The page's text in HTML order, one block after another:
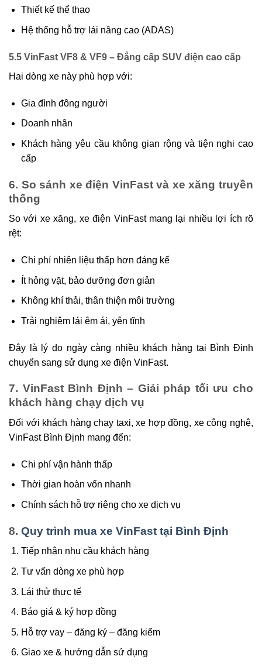
Thiết kế thể thao
Hệ thống hỗ trợ lái nâng cao (ADAS)
5.5 VinFast VF8 & VF9 – Đẳng cấp SUV điện cao cấp
Hai dòng xe này phù hợp với:
Gia đình đông người
Doanh nhân
Khách hàng yêu cầu không gian rộng và tiện nghi cao
cấp
6. So sánh xe điện VinFast và xe xăng truyền
thống
So với xe xăng, xe điện VinFast mang lại nhiều lợi ích rõ
rệt:
Chi phí nhiên liệu thấp hơn đáng kể
Ít hỏng vặt, bảo dưỡng đơn giản
Không khí thải, thân thiện môi trường
Trải nghiệm lái êm ái, yên tĩnh
Đây là lý do ngày càng nhiều khách hàng tại Bình Định
chuyển sang sử dụng xe điện VinFast.
7. VinFast Bình Định – Giải pháp tối ưu cho
khách hàng chạy dịch vụ
Đối với khách hàng chạy taxi, xe hợp đồng, xe công nghệ,
VinFast Bình Định mang đến:
Chi phí vận hành thấp
Thời gian hoàn vốn nhanh
Chính sách hỗ trợ riêng cho xe dịch vụ
8. Quy trình mua xe VinFast tại Bình Định
Tiếp nhận nhu cầu khách hàng
Tư vấn dòng xe phù hợp
Lái thử thực tế
Báo giá & ký hợp đồng
Hỗ trợ vay – đăng ký – đăng kiểm
Giao xe & hướng dẫn sử dụng